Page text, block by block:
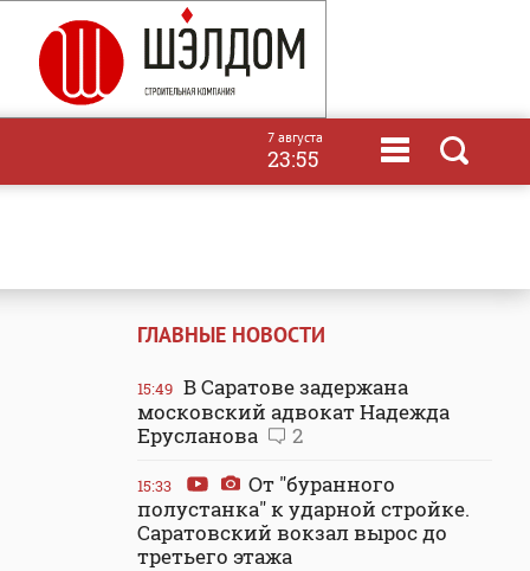
7 августа
23:55
ГЛАВНЫЕ НОВОСТИ
15:49 В Саратове задержана
московский адвокат Надежда
Ерусланова
2
15:33
От "буранного
полустанка" к ударной стройке.
Саратовский вокзал вырос до
третьего этажа